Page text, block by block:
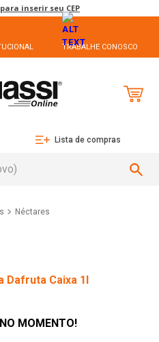
inserir seu CEP
TRABALHE CONOSCO
Lista de compras
Néctares
Dafruta Caixa 1l
MOMENTO!